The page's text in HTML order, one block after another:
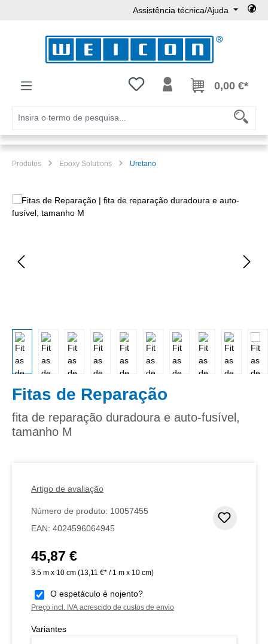
Assistência técnica/Ajuda
Tem 0 itens da lista de desejos
0,00 €*
Produtos Epoxy Solutions Uretano
Ignorar galeria de imagens
Fitas de Reparação
fita de reparação duradoura e auto-fusível,
tamanho M
Artigo de avaliação
Número de produto: 10057455
EAN: 4024596064945
Preço normal:
45,87 €
3.5 m x 10 cm (13,11 €* / 1 m x 10 cm)
O espetáculo é nojento?
Preço incl. IVA acrescido de custos de envio
Variantes